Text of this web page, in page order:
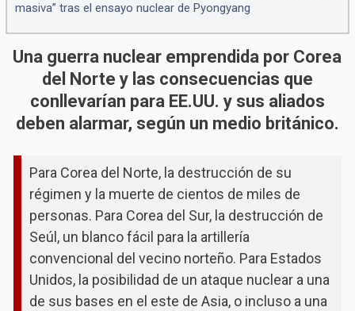
masiva” tras el ensayo nuclear de Pyongyang
Una guerra nuclear emprendida por Corea
del Norte y las consecuencias que
conllevarían para EE.UU. y sus aliados
deben alarmar, según un medio británico.
Para Corea del Norte, la destrucción de su
régimen y la muerte de cientos de miles de
personas. Para Corea del Sur, la destrucción de
Seúl, un blanco fácil para la artillería
convencional del vecino norteño. Para Estados
Unidos, la posibilidad de un ataque nuclear a una
de sus bases en el este de Asia, o incluso a una